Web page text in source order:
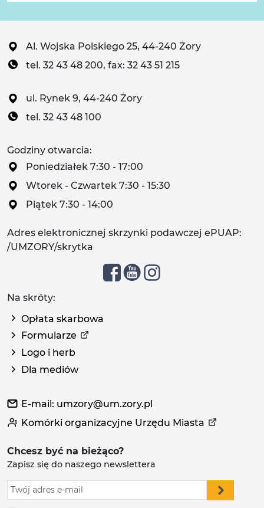
Al. Wojska Polskiego 25, 44-240 Żory
tel. 32 43 48 200, fax: 32 43 51 215
ul. Rynek 9, 44-240 Żory
tel. 32 43 48 100
Godziny otwarcia:
Poniedziałek 7:30 - 17:00
Wtorek - Czwartek 7:30 - 15:30
Piątek 7:30 - 14:00
Adres elektronicznej skrzynki podawczej ePUAP:
/UMZORY/skrytka
Na skróty:
Opłata skarbowa
Formularze
Logo i herb
Dla mediów
E-mail: umzory@um.zory.pl
Komórki organizacyjne Urzędu Miasta
Chcesz być na bieżąco?
Zapisz się do naszego newslettera